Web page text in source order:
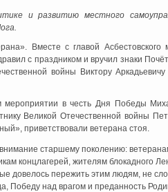
и развитию местного
Вместе с главой Асбестовского
с праздником и вручил знаки
войны Виктору
в честь Дня Победы
Великой Отечественной войны
приветствовали ветерана стоя.
старшему поколению:
концлагерей, жителям блокадного
довелось пережить этим людям, не
Победу над врагом и преданность